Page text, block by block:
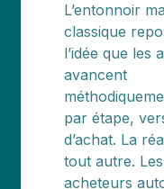
L’entonnoir
classique
l’idée que les
avancent
par étape,
d’achat. La
tout autre. Les
acheteurs